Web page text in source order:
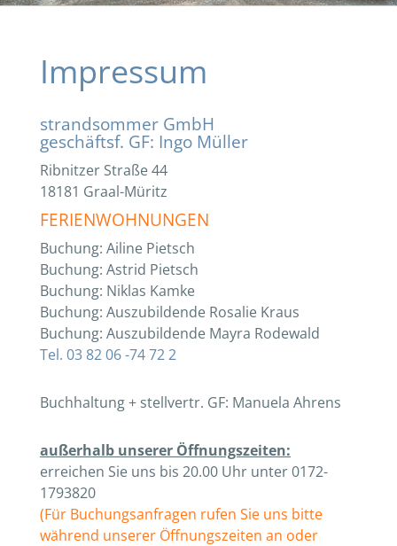
Impressum
strandsommer GmbH
geschäftsf. GF: Ingo Müller
Ribnitzer Straße 44
18181 Graal-Müritz
FERIENWOHNUNGEN
Buchung: Ailine Pietsch
Buchung: Astrid Pietsch
Buchung: Niklas Kamke
Buchung: Auszubildende Rosalie Kraus
Buchung: Auszubildende Mayra Rodewald
Tel. 03 82 06 -74 72 2
Buchhaltung + stellvertr. GF: Manuela Ahrens
außerhalb unserer Öffnungszeiten:
erreichen Sie uns bis 20.00 Uhr unter 0172-
1793820
(Für Buchungsanfragen rufen Sie uns bitte
während unserer Öffnungszeiten an oder